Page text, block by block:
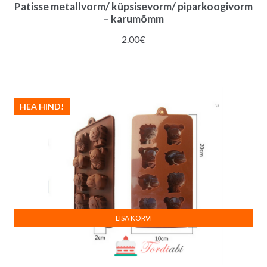
Patisse metallvorm/ küpsisevorm/ piparkoogivorm
– karumõmm
2.00€
HEA HIND!
LISA KORVI